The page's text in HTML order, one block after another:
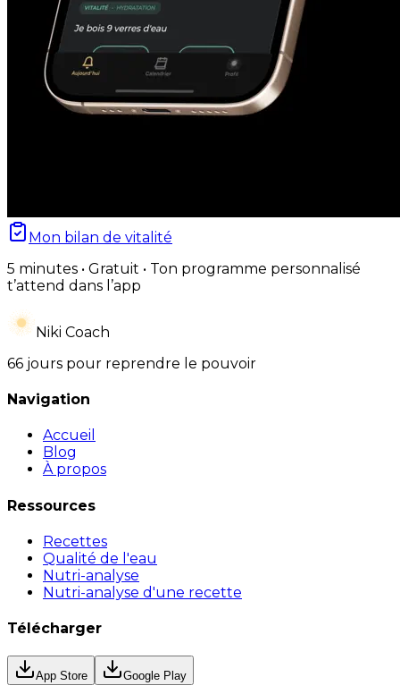
Mon bilan de vitalité
5 minutes • Gratuit • Ton programme personnalisé
t’attend dans l’app
Niki Coach
66 jours pour reprendre le pouvoir
Navigation
Accueil
Blog
À propos
Ressources
Recettes
Qualité de l'eau
Nutri-analyse
Nutri-analyse d'une recette
Télécharger
App Store Google Play